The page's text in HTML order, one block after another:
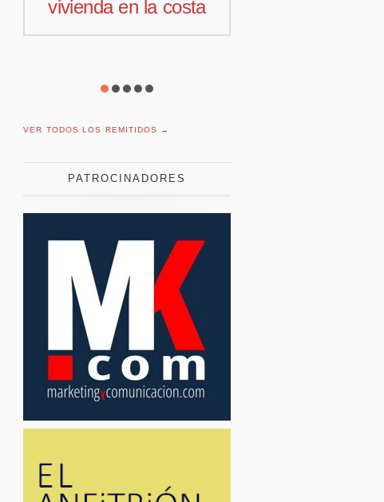
comercial para
Offcoustic Iberia
VER TODOS LOS REMITIDOS →
PATROCINADORES